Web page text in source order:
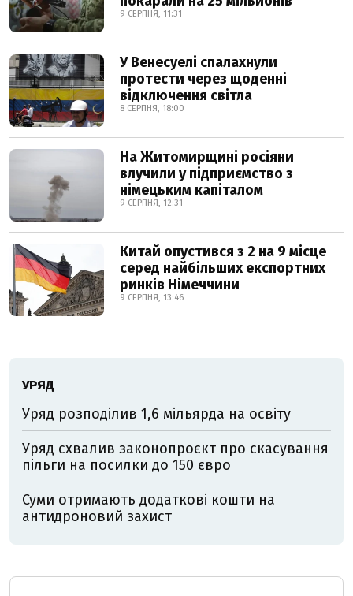
9 СЕРПНЯ, 11:31
У Венесуелі спалахнули
протести через щоденні
відключення світла
8 СЕРПНЯ, 18:00
На Житомирщині росіяни
влучили у підприємство з
німецьким капіталом
9 СЕРПНЯ, 12:31
Китай опустився з 2 на 9 місце
серед найбільших експортних
ринків Німеччини
9 СЕРПНЯ, 13:46
УРЯД
Уряд розподілив 1,6 мільярда на освіту
Уряд схвалив законопроєкт про скасування
пільги на посилки до 150 євро
Суми отримають додаткові кошти на
антидроновий захист